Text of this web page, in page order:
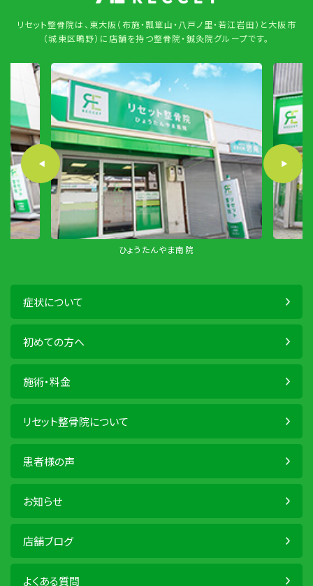
リセット整骨院は、東大阪（布施・瓢箪山・八戸ノ里・若江岩田）と大阪市
（城東区鴫野）に店舗を持つ整骨院・鍼灸院グループです。
ひょうたんやま南院
症状について
初めての方へ
施術・料金
リセット整骨院について
患者様の声
お知らせ
店舗ブログ
よくある質問